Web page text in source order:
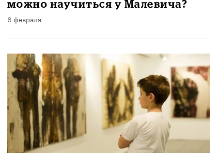
можно научиться у Малевича?
6 февраля